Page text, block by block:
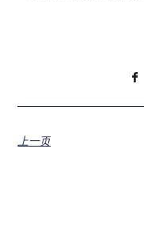
上一页